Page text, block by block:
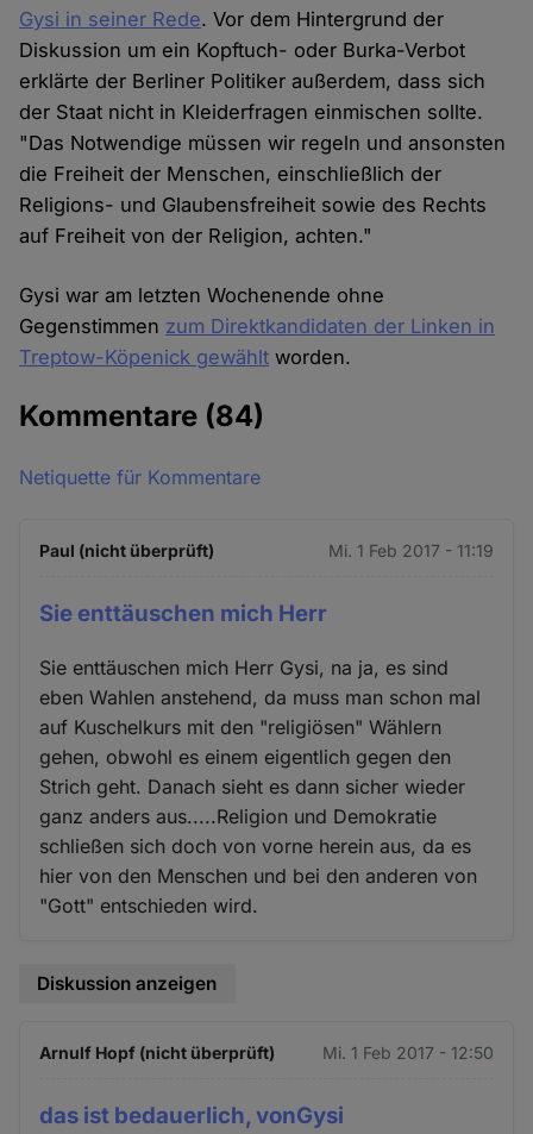
Gysi in seiner Rede. Vor dem Hintergrund der
Diskussion um ein Kopftuch- oder Burka-Verbot
erklärte der Berliner Politiker außerdem, dass sich
der Staat nicht in Kleiderfragen einmischen sollte.
"Das Notwendige müssen wir regeln und ansonsten
die Freiheit der Menschen, einschließlich der
Religions- und Glaubensfreiheit sowie des Rechts
auf Freiheit von der Religion, achten."
Gysi war am letzten Wochenende ohne
Gegenstimmen zum Direktkandidaten der Linken in
Treptow-Köpenick gewählt worden.
Kommentare (84)
Netiquette für Kommentare
Paul (nicht überprüft) Mi. 1 Feb 2017 - 11:19
Sie enttäuschen mich Herr
Sie enttäuschen mich Herr Gysi, na ja, es sind
eben Wahlen anstehend, da muss man schon mal
auf Kuschelkurs mit den "religiösen" Wählern
gehen, obwohl es einem eigentlich gegen den
Strich geht. Danach sieht es dann sicher wieder
ganz anders aus.....Religion und Demokratie
schließen sich doch von vorne herein aus, da es
hier von den Menschen und bei den anderen von
"Gott" entschieden wird.
Diskussion anzeigen
Arnulf Hopf (nicht überprüft) Mi. 1 Feb 2017 - 12:50
das ist bedauerlich, vonGysi